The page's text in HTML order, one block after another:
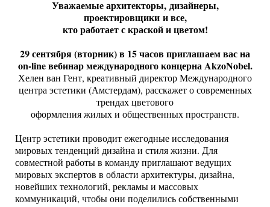
Уважаемые архитекторы, дизайнеры,
проектировщики и все,
кто работает с краской и цветом!
29 сентября (вторник) в 15 часов приглашаем вас на
on-line вебинар международного концерна AkzoNobel.
Хелен ван Гент, креативный директор Международного
центра эстетики (Амстердам), расскажет о современных
трендах цветового
оформления жилых и общественных пространств.
Центр эстетики проводит ежегодные исследования
мировых тенденций дизайна и стиля жизни. Для
совместной работы в команду приглашают ведущих
мировых экспертов в области архитектуры, дизайна,
новейших технологий, рекламы и массовых
коммуникаций, чтобы они поделились собственными